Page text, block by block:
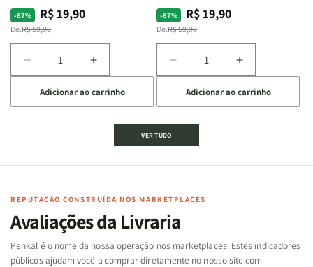
-67%
Preço
normal
De:R$ 59,90
Preço
promocional
R$ 19,90
Diminuir
a
quantidade
de
Cartas
Famílias
Bíblia
-
Penkal
Aumentar
a
quantidade
de
Jogo
Cartas
Famílias
da
Bíblia
-
Penkal
Adicionar ao carrinho
-67%
Preço
normal
De:R$ 59,90
Preço
promocional
R$ 19,90
Diminuir
a
quantidade
de
Jogo
|
de
Aumentar
a
quantidade
de
|
Adicionar ao carrinho
VER TUDO
REPUTAÇÃO CONSTRUÍDA NOS MARKETPLACES
Avaliações da Livraria
Penkal é o nome da nossa operação nos marketplaces. Estes indicadores
públicos ajudam você a comprar diretamente no nosso site com